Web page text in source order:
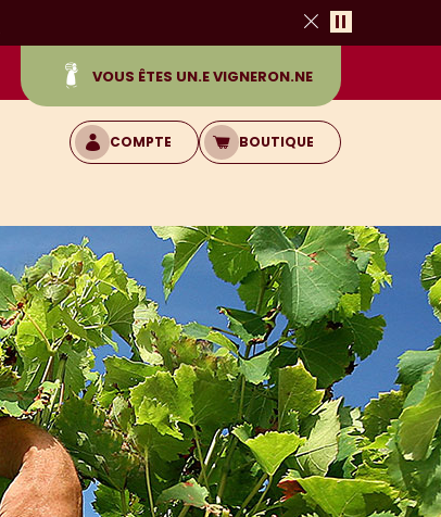
Fermer
VOUS ÊTES UN.E VIGNERON.NE
COMPTE BOUTIQUE